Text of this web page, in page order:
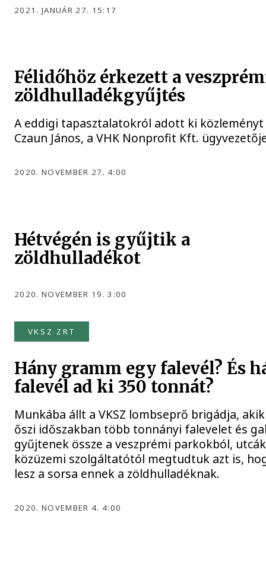
2021. JANUÁR 27. 15:17
Félidőhöz érkezett a
zöldhulladékgyűjtés
A eddigi tapasztalatokról adott ki közleményt
Czaun János, a VHK Nonprofit Kft.
2020. NOVEMBER 27. 4:00
Hétvégén is gyűjtik a
zöldhulladékot
2020. NOVEMBER 19. 3:00
VKSZ ZRT
Hány gramm egy falevél? És
falevél ad ki 350 tonnát?
Munkába állt a VKSZ lombseprő brigádja,
őszi időszakban több tonnányi falevelet és
gyűjtenek össze a veszprémi parkokból,
közüzemi szolgáltatótól megtudtuk azt is,
lesz a sorsa ennek a zöldhulladéknak.
2020. NOVEMBER 4. 4:00